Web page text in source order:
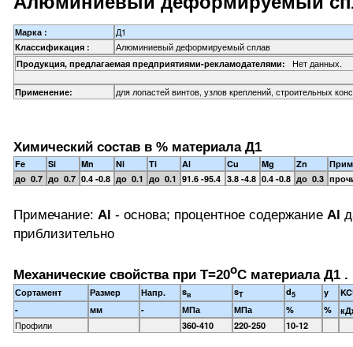
Марка : Д1
Классификация : Алюминиевый деформируемый сплав
Продукция, предлагаемая предприятиями-рекламодателями: Нет данных.
Применение: для лопастей винтов, узлов креплений, строительных
Химический состав в % материала Д1
Fe Si Mn Ni Ti Al Cu Mg Zn
до 0.7 до 0.7 0.4 -0.8 до 0.1 до 0.1 91.6 -95.4 3.8 -4.8 0.4 -0.8 до 0.3
Примечание: Al - основа; процентное содержание Al
приблизительно
Механические свойства при Т=20oС материала Д1 .
Сортамент Размер Напр. sв sT d5 y
-
мм - МПа МПа % %
Профили 360-410 220-250 10-12